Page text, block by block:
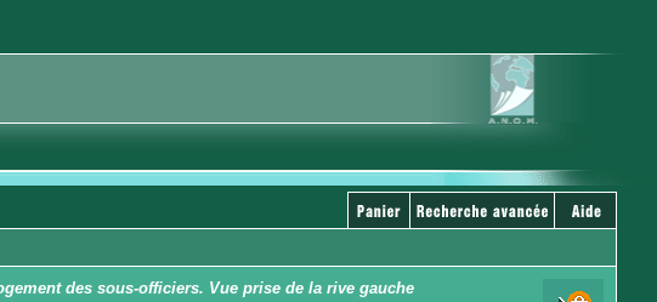
des sous-officiers. Vue prise de la rive gauche